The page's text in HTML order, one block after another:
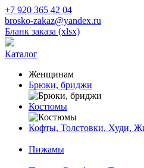
+7 920 365 42 04
brosko-zakaz@yandex.ru
Бланк заказа (xlsx)
Каталог
Женщинам
Брюки, бриджи
Костюмы
Кофты, Толстовки, Худи,
Пижамы